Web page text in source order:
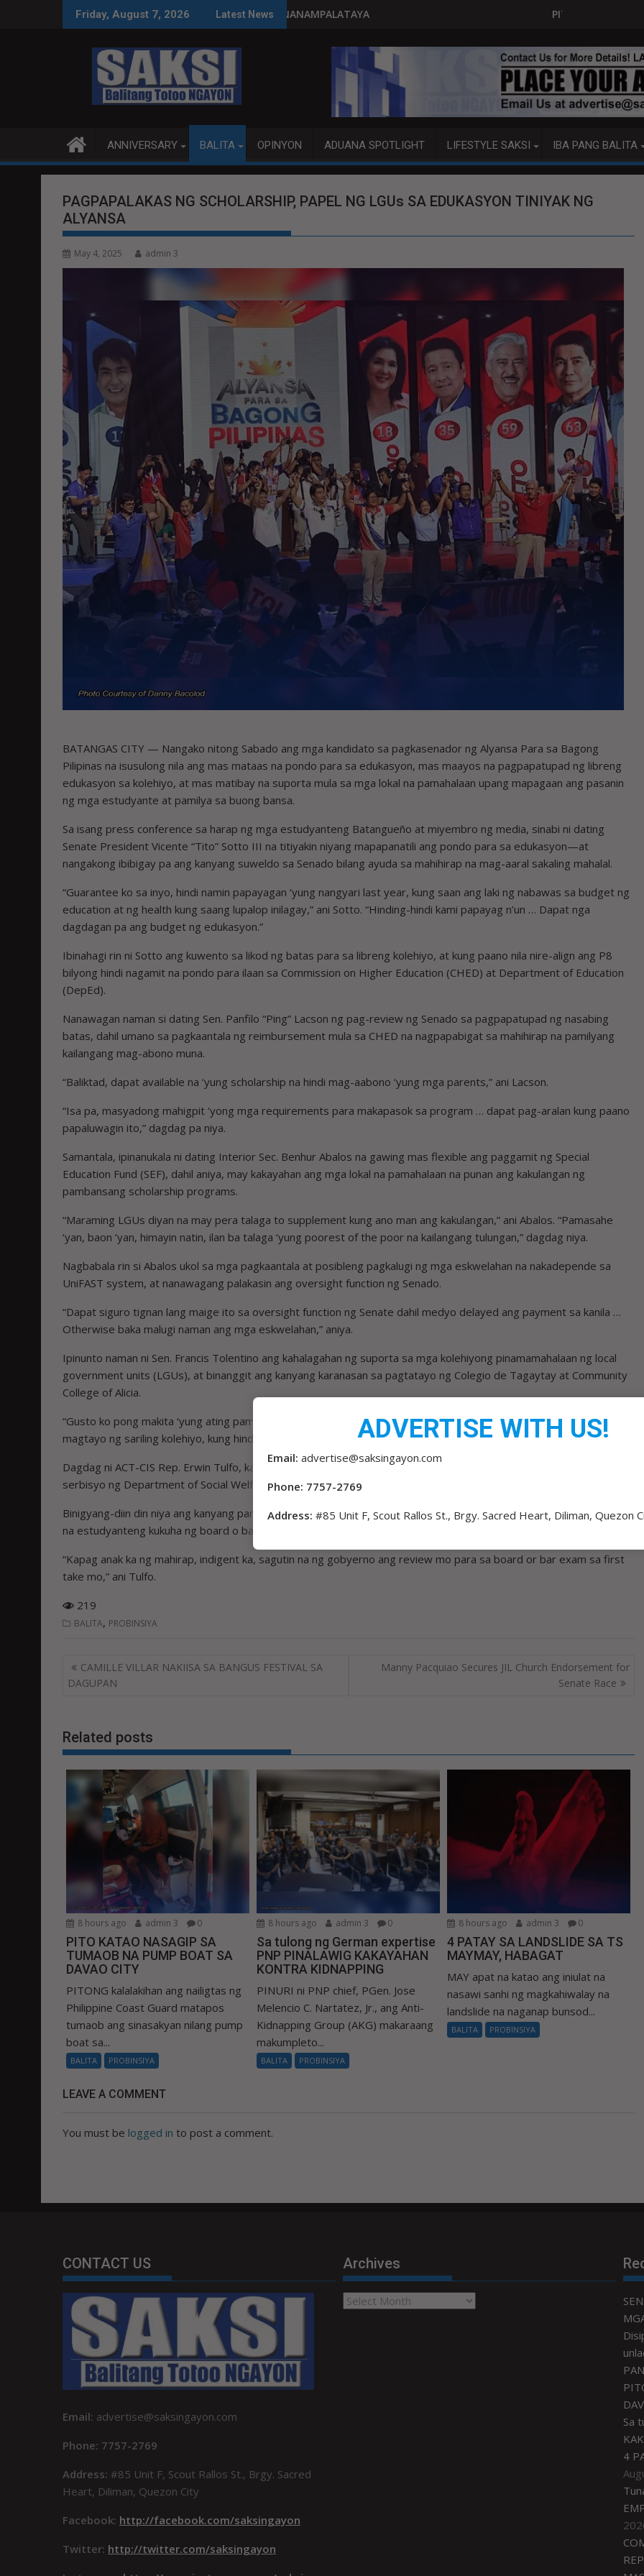
Friday, August 7, 2026 Latest News
paggastos susi sa pag-unladPANANAMPALATAYA PITO KATAO NASAGIP SA TUMAOB NA PUMP
ANNIVERSARY BALITA OPINYON ADUANA SPOTLIGHT LIFESTYLE SAKSI IBA PANG BALITA
PAGPAPALAKAS NG SCHOLARSHIP, PAPEL NG LGUs SA EDUKASYON TINIYAK NG
ALYANSA
May 4, 2025 admin 3
BATANGAS CITY — Nangako nitong Sabado ang mga kandidato sa pagkasenador ng Alyansa Para sa Bagong
Pilipinas na isusulong nila ang mas mataas na pondo para sa edukasyon, mas maayos na pagpapatupad ng libreng
edukasyon sa kolehiyo, at mas matibay na suporta mula sa mga lokal na pamahalaan upang mapagaan ang pasanin
ng mga estudyante at pamilya sa buong bansa.
Sa isang press conference sa harap ng mga estudyanteng Batangueño at miyembro ng media, sinabi ni dating
Senate President Vicente “Tito” Sotto III na titiyakin niyang mapapanatili ang pondo para sa edukasyon—at
nangakong ibibigay pa ang kanyang suweldo sa Senado bilang ayuda sa mahihirap na mag-aaral sakaling mahalal.
“Guarantee ko sa inyo, hindi namin papayagan ‘yung nangyari last year, kung saan ang laki ng nabawas sa budget ng
education at ng health kung saang lupalop inilagay,” ani Sotto. “Hinding-hindi kami papayag n’un … Dapat nga
dagdagan pa ang budget ng edukasyon.”
Ibinahagi rin ni Sotto ang kuwento sa likod ng batas para sa libreng kolehiyo, at kung paano nila nire-align ang P8
bilyong hindi nagamit na pondo para ilaan sa Commission on Higher Education (CHED) at Department of Education
(DepEd).
Nanawagan naman si dating Sen. Panfilo “Ping” Lacson ng pag-review ng Senado sa pagpapatupad ng nasabing
batas, dahil umano sa pagkaantala ng reimbursement mula sa CHED na nagpapabigat sa mahihirap na pamilyang
kailangang mag-abono muna.
“Baliktad, dapat available na ‘yung scholarship na hindi mag-aabono ‘yung mga parents,” ani Lacson.
“Isa pa, masyadong mahigpit ‘yong mga requirements para makapasok sa program … dapat pag-aralan kung paano
papaluwagin ito,” dagdag pa niya.
Samantala, ipinanukala ni dating Interior Sec. Benhur Abalos na gawing mas flexible ang paggamit ng Special
Education Fund (SEF), dahil aniya, may kakayahan ang mga lokal na pamahalaan na punan ang kakulangan ng
pambansang scholarship programs.
“Maraming LGUs diyan na may pera talaga to supplement kung ano man ang kakulangan,” ani Abalos. “Pamasahe
‘yan, baon ‘yan, himayin natin, ilan ba talaga ‘yung poorest of the poor na kailangang tulungan,” dagdag niya.
Nagbabala rin si Abalos ukol sa mga pagkaantala at posibleng pagkalugi ng mga eskwelahan na nakadepende sa
UniFAST system, at nanawagang palakasin ang oversight function ng Senado.
“Dapat siguro tignan lang maige ito sa oversight function ng Senate dahil medyo delayed ang payment sa kanila …
Otherwise baka malugi naman ang mga eskwelahan,” aniya.
Ipinunto naman ni Sen. Francis Tolentino ang kahalagahan ng suporta sa mga kolehiyong pinamamahalaan ng local
government units (LGUs), at binanggit ang kanyang karanasan sa pagtatayo ng Colegio de Tagaytay at Community
College of Alicia.
“Gusto ko pong makita ‘yung ating pamahalaang lokal na may kakayanang matulungan ang pamahalaang nasyonal na
magtayo ng sariling kolehiyo, kung hindi kaya ng CHED,” aniya.
Dagdag ni ACT-CIS Rep. Erwin Tulfo, kailangang gawing sistematiko ang pag-akses ng mga estudyante sa mga
serbisyo ng Department of Social Welfare and Development at educational assistance programs.
Binigyang-diin din niya ang kanyang panukalang batas na pondohan ng gobyerno ang review programs ng mahihirap
na estudyanteng kukuha ng board o bar exams.
“Kapag anak ka ng mahirap, indigent ka, sagutin na ng gobyerno ang review mo para sa board or bar exam sa first
take mo,” ani Tulfo.
219
BALITA, PROBINSIYA
Post
navigation
CAMILLE VILLAR NAKIISA SA BANGUS FESTIVAL SA
DAGUPAN
Manny Pacquiao Secures JIL Church Endorsement for
Senate Race
Related posts
8 hours ago admin 3 0
PITO KATAO NASAGIP SA
TUMAOB NA PUMP BOAT SA
DAVAO CITY
PITONG kalalakihan ang nailigtas ng
Philippine Coast Guard matapos
tumaob ang sinasakyan nilang pump
boat sa...
BALITA PROBINSIYA
8 hours ago admin 3 0
Sa tulong ng German expertise
PNP PINALAWIG KAKAYAHAN
KONTRA KIDNAPPING
PINURI ni PNP chief, PGen. Jose
Melencio C. Nartatez, Jr., ang Anti-
Kidnapping Group (AKG) makaraang
makumpleto...
BALITA PROBINSIYA
8 hours ago admin 3 0
4 PATAY SA LANDSLIDE SA TS
MAYMAY, HABAGAT
MAY apat na katao ang iniulat na
nasawi sanhi ng magkahiwalay na
landslide na naganap bunsod...
BALITA PROBINSIYA
LEAVE A COMMENT
You must be logged in to post a comment.
CONTACT US
Email: advertise@saksingayon.com
Phone: 7757-2769
Address: #85 Unit F, Scout Rallos St., Brgy. Sacred
Heart, Diliman, Quezon City
Facebook: http://facebook.com/saksingayon
Twitter: http://twitter.com/saksingayon
Archives
Archives
Sa
4
ADVERTISE WITH US!
Email: advertise@saksingayon.com
Phone: 7757-2769
Address: #85 Unit F, Scout Rallos St., Brgy. Sacred Heart, Diliman, Quezon